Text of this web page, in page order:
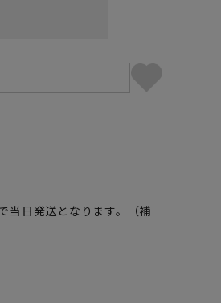
当日発送となります。（補